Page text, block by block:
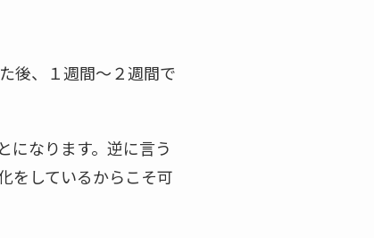
後、１週間～２週間で
になります。逆に言う
をしているからこそ可